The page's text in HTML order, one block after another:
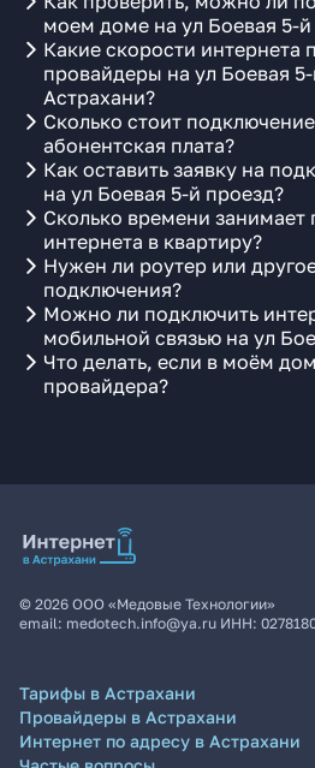
моем доме на ул Боевая 5-й
Какие скорости интернета
провайдеры на ул Боевая
Астрахани?
Сколько стоит
абонентская плата?
Как оставить заявку на
на ул Боевая 5-й проезд?
Сколько времени занимает
интернета в квартиру?
Нужен ли роутер или
подключения?
Можно ли подключить
мобильной связью на ул
Что делать, если в моём
провайдера?
© 2026 ООО «Медовые Технологии»
email: medotech.info@ya.ru ИНН:
Тарифы в Астрахани
Провайдеры в Астрахани
Интернет по адресу в Астрахани